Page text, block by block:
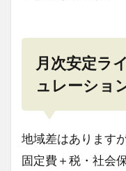
月次安定ラ
ュレーショ
地域差はあります
固定費＋税・社会